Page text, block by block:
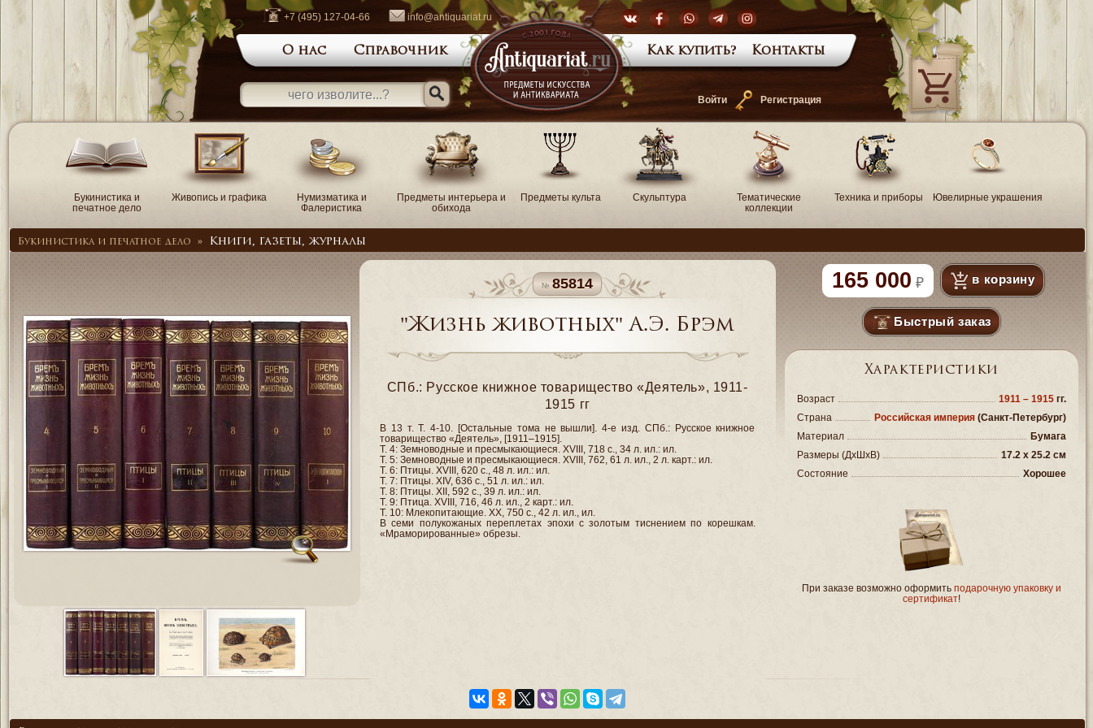
+7 (495) 127-04-66 info@antiquariat.ru
Войти Регистрация
О нас Справочник Как купить? Контакты
—
Букинистика и
печатное дело
Живопись и графика
Нумизматика и
Фалеристика
Предметы интерьера и
обихода
Предметы культа Скульптура
Тематические
коллекции
Техника и приборы Ювелирные украшения
Букинистика и печатное дело » Книги, газеты, журналы
85814
"Жизнь животных" А.Э. Брэм
СПб.: Русское книжное товарищество «Деятель», 1911-
1915 гг
В 13 т. Т. 4-10. [Остальные тома не вышли]. 4-е изд. СПб.: Русское книжное
товарищество «Деятель», [1911–1915].
Т. 4: Земноводные и пресмыкающиеся. XVIII, 718 с., 34 л. ил.: ил.
Т. 5: Земноводные и пресмыкающиеся. XVIII, 762, 61 л. ил., 2 л. карт.: ил.
Т. 6: Птицы. XVIII, 620 с., 48 л. ил.: ил.
Т. 7: Птицы. XIV, 636 c., 51 л. ил.: ил.
Т. 8: Птицы. XII, 592 c., 39 л. ил.: ил.
Т. 9: Птица. XVIII, 716, 46 л. ил., 2 карт.: ил.
Т. 10: Млекопитающие. XX, 750 с., 42 л. ил., ил.
В семи полукожаных переплетах эпохи с золотым тиснением по корешкам.
«Мраморированные» обрезы.
165 000 в корзину
Быстрый заказ
Характеристики
Возраст 1911 – 1915 гг.
Страна
Российская империя (Санкт-Петербург)
Материал
Бумага
Размеры (ДxШxВ)
17.2 x 25.2 см
Состояние
Хорошее
При заказе возможно оформить подарочную упаковку и
сертификат!